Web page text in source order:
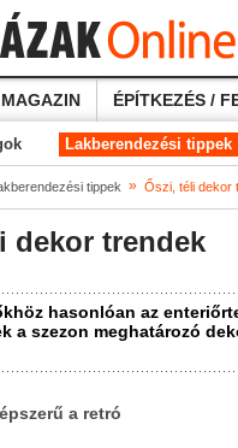
MAGAZIN ÉPÍTKEZÉS /
Lakberendezési tippek
tippek » Őszi, téli dekor
dekor trendek
hasonlóan az
a szezon meghatározó
a retró